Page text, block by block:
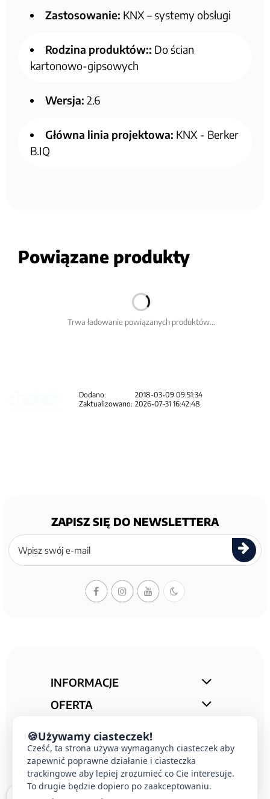
Zastosowanie: KNX – systemy obsługi
Rodzina produktów:: Do ścian
kartonowo-gipsowych
Wersja: 2.6
Główna linia projektowa: KNX - Berker
B.IQ
Powiązane produkty
Trwa ładowanie powiązanych produktów...
Dodano:
2018-03-09 09:51:34
Zaktualizowano: 2026-07-31 16:42:48
ZAPISZ SIĘ DO NEWSLETTERA
Zapisz
się
newslettera
INFORMACJE
OFERTA
KONTAKT
🍪Używamy ciasteczek!
Cześć, ta strona używa wymaganych ciasteczek aby
zapewnić poprawne działanie i ciasteczka
trackingowe aby lepiej zrozumieć co Cie interesuje.
To drugie będzie dopiero po zaakceptowaniu.